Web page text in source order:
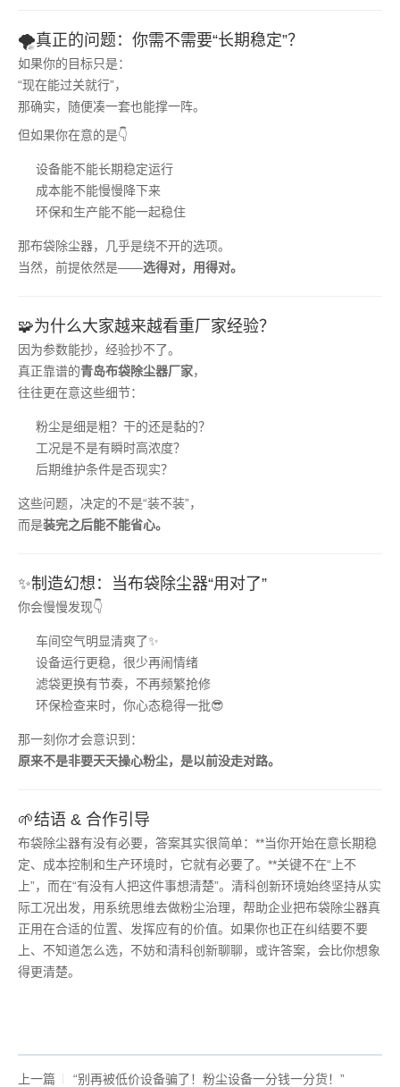
🌪️真正的问题：你需不需要“长期稳定”？
如果你的目标只是：
“现在能过关就行”，
那确实，随便凑一套也能撑一阵。
但如果你在意的是👇
设备能不能长期稳定运行
成本能不能慢慢降下来
环保和生产能不能一起稳住
那布袋除尘器，几乎是绕不开的选项。
当然，前提依然是——选得对，用得对。
🧩为什么大家越来越看重厂家经验？
因为参数能抄，经验抄不了。
真正靠谱的青岛布袋除尘器厂家，
往往更在意这些细节：
粉尘是细是粗？干的还是黏的？
工况是不是有瞬时高浓度？
后期维护条件是否现实？
这些问题，决定的不是“装不装”，
而是装完之后能不能省心。
✨制造幻想：当布袋除尘器“用对了”
你会慢慢发现👇
车间空气明显清爽了✨
设备运行更稳，很少再闹情绪
滤袋更换有节奏，不再频繁抢修
环保检查来时，你心态稳得一批😎
那一刻你才会意识到：
原来不是非要天天操心粉尘，是以前没走对路。
🌱结语 & 合作引导
布袋除尘器有没有必要，答案其实很简单：**当你开始在意长期稳
定、成本控制和生产环境时，它就有必要了。**关键不在“上不
上”，而在“有没有人把这件事想清楚”。清科创新环境始终坚持从实
际工况出发，用系统思维去做粉尘治理，帮助企业把布袋除尘器真
正用在合适的位置、发挥应有的价值。如果你也正在纠结要不要
上、不知道怎么选，不妨和清科创新聊聊，或许答案，会比你想象
得更清楚。
上一篇
“别再被低价设备骗了！粉尘设备一分钱一分货！”